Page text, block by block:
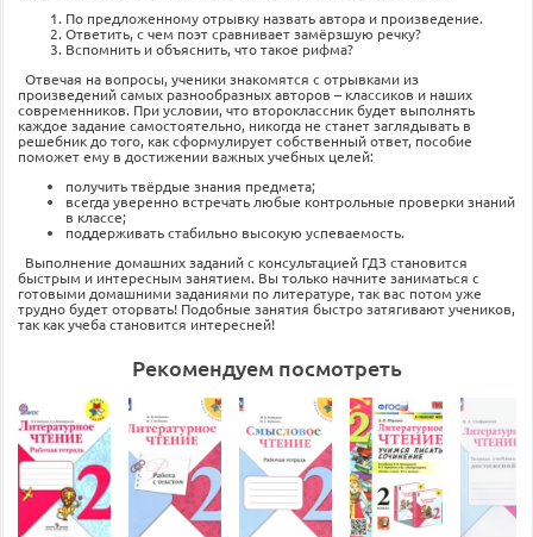
По предложенному отрывку назвать автора и произведение.
Ответить, с чем поэт сравнивает замёрзшую речку?
Вспомнить и объяснить, что такое рифма?
Отвечая на вопросы, ученики знакомятся с отрывками из
произведений самых разнообразных авторов – классиков и наших
современников. При условии, что второклассник будет выполнять
каждое задание самостоятельно, никогда не станет заглядывать в
решебник до того, как сформулирует собственный ответ, пособие
поможет ему в достижении важных учебных целей:
получить твёрдые знания предмета;
всегда уверенно встречать любые контрольные проверки знаний
в классе;
поддерживать стабильно высокую успеваемость.
Выполнение домашних заданий с консультацией ГДЗ становится
быстрым и интересным занятием. Вы только начните заниматься с
готовыми домашними заданиями по литературе, так вас потом уже
трудно будет оторвать! Подобные занятия быстро затягивают учеников,
так как учеба становится интересней!
Рекомендуем посмотреть